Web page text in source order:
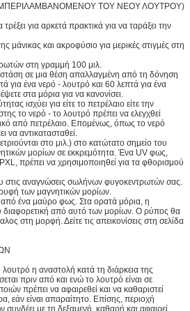
ΤΟΥ ΝΕΟΥ ΛΟΥΤΡΟΥ)
για αρκετά πρακτικά για να ταράξει την
μάνικας και ακροφύσιο για μερικές στιγμές στη
στη γραμμή 100 μιλ.
σε μια θέση απαλλαγμένη από τη δόνηση
για ένα νερό - λουτρό και 60 λεπτά για ένα
στα μόρια για να κανονίσει.
ισχύει για είτε το πετρέλαιο είτε την
το νερό - το λουτρό πρέπει να ελεγχθεί
από πετρέλαιο. Επομένως, όπως το νερό
να αντικατασταθεί.
στο μιλ.) στο κατώτατο σημείο του
μορίων σε εκκρεμότητα. Ένα UV φως,
πρέπει να χρησιμοποιηθεί για τα φθορισμού
στις αναγνώσεις σωλήνων φυγοκεντρωτών σας.
των μαγνητικών μορίων.
ένα μαύρο φως. Στα ορατά μόρια, η
διαφορετική από αυτό των μορίων. Ο ρύπος θα
στη μορφή. Δείτε τις απεικονίσεις στη σελίδα
λουτρό η αναστολή κατά τη διάρκεια της
πριν από και ενώ το λουτρό είναι σε
πρέπει να αφαιρεθεί και να καθαριστεί
εάν είναι απαραίτητο. Επίσης, περιοχή
με τη δεξαμενή, καθαρή και αφαιρεί